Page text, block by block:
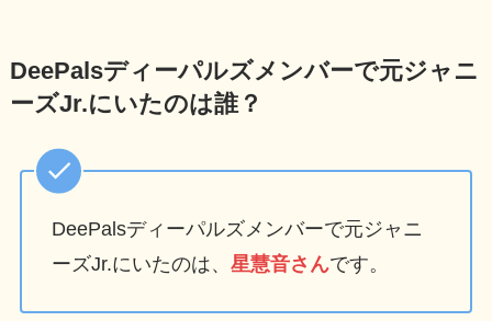
DeePalsディーパルズメンバーで元ジャニ
ーズJr.にいたのは誰？
DeePalsディーパルズメンバーで元ジャニ
ーズJr.にいたのは、 星慧音さんです。